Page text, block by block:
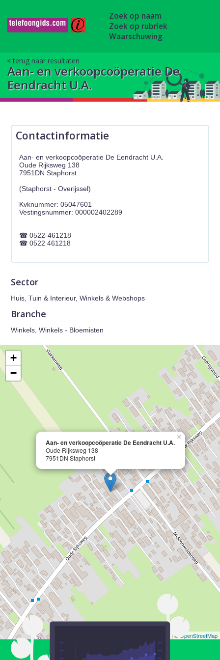
Zoek op naam
Zoek op rubriek
Waarschuwing
terug naar resultaten
Aan- en verkoopcoöperatie De
Eendracht U.A.
Contactinformatie
Aan- en verkoopcoöperatie De Eendracht U.A.
Oude Rijksweg 138
7951DN Staphorst
(Staphorst - Overijssel)
Kvknummer: 05047601
0522-461218
0522 461218
Sector
Huis, Tuin & Interieur, Winkels & Webshops
Branche
Winkels, Winkels - Bloemisten
Aan- en verkoopcoöperatie De Eendracht U.A.
Oude Rijksweg 138
7951DN Staphorst
×
+
−
| © OpenStreetMap